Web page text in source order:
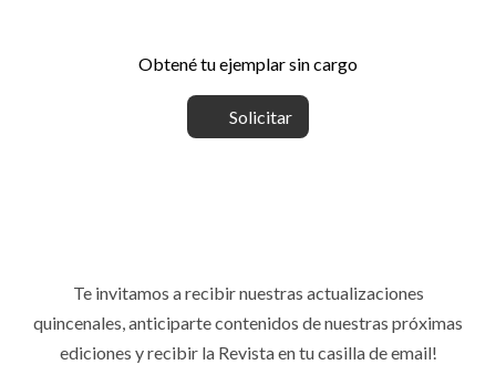
Obtené tu ejemplar sin cargo
Solicitar
Te invitamos a recibir nuestras actualizaciones
quincenales, anticiparte contenidos de nuestras próximas
ediciones y recibir la Revista en tu casilla de email!